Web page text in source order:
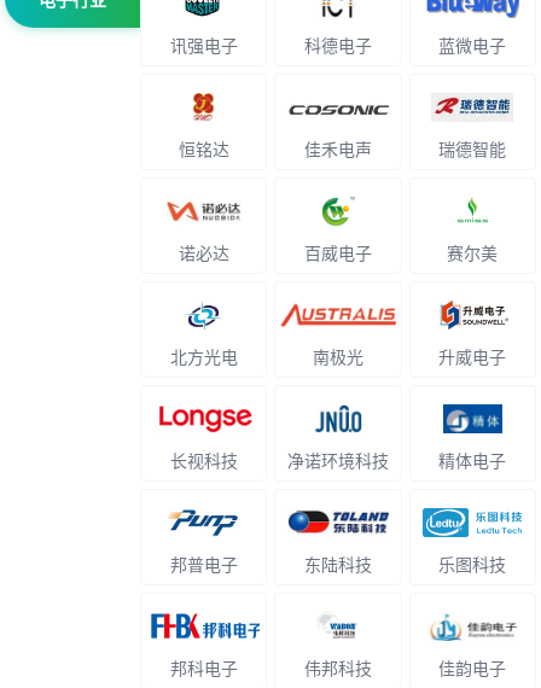
讯强电子 科德电子 蓝微电子
恒铭达 佳禾电声 瑞德智能
诺必达 百威电子 赛尔美
北方光电 南极光 升威电子
长视科技 净诺环境科技 精体电子
邦普电子 东陆科技 乐图科技
邦科电子 伟邦科技 佳韵电子